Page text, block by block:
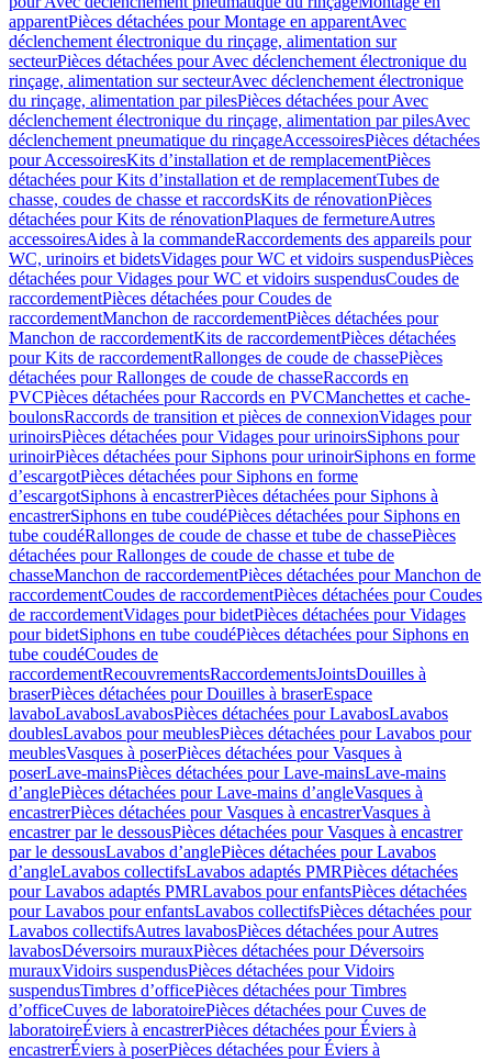
apparentPièces détachées pour Montage en apparentAvec
déclenchement électronique du rinçage, alimentation sur
secteurPièces détachées pour Avec déclenchement électronique du
rinçage, alimentation sur secteurAvec déclenchement électronique
du rinçage, alimentation par pilesPièces détachées pour Avec
déclenchement électronique du rinçage, alimentation par pilesAvec
déclenchement pneumatique du rinçageAccessoiresPièces détachées
pour AccessoiresKits d’installation et de remplacementPièces
détachées pour Kits d’installation et de remplacementTubes de
chasse, coudes de chasse et raccordsKits de rénovationPièces
détachées pour Kits de rénovationPlaques de fermetureAutres
accessoiresAides à la commandeRaccordements des appareils pour
WC, urinoirs et bidetsVidages pour WC et vidoirs suspendusPièces
détachées pour Vidages pour WC et vidoirs suspendusCoudes de
raccordementPièces détachées pour Coudes de
raccordementManchon de raccordementPièces détachées pour
Manchon de raccordementKits de raccordementPièces détachées
pour Kits de raccordementRallonges de coude de chassePièces
détachées pour Rallonges de coude de chasseRaccords en
PVCPièces détachées pour Raccords en PVCManchettes et cache-
boulonsRaccords de transition et pièces de connexionVidages pour
urinoirsPièces détachées pour Vidages pour urinoirsSiphons pour
urinoirPièces détachées pour Siphons pour urinoirSiphons en forme
d’escargotPièces détachées pour Siphons en forme
d’escargotSiphons à encastrerPièces détachées pour Siphons à
encastrerSiphons en tube coudéPièces détachées pour Siphons en
tube coudéRallonges de coude de chasse et tube de chassePièces
détachées pour Rallonges de coude de chasse et tube de
chasseManchon de raccordementPièces détachées pour Manchon de
raccordementCoudes de raccordementPièces détachées pour Coudes
de raccordementVidages pour bidetPièces détachées pour Vidages
pour bidetSiphons en tube coudéPièces détachées pour Siphons en
tube coudéCoudes de
raccordementRecouvrementsRaccordementsJointsDouilles à
braserPièces détachées pour Douilles à braserEspace
lavaboLavabosLavabosPièces détachées pour LavabosLavabos
doublesLavabos pour meublesPièces détachées pour Lavabos pour
meublesVasques à poserPièces détachées pour Vasques à
poserLave-mainsPièces détachées pour Lave-mainsLave-mains
d’anglePièces détachées pour Lave-mains d’angleVasques à
encastrerPièces détachées pour Vasques à encastrerVasques à
encastrer par le dessousPièces détachées pour Vasques à encastrer
par le dessousLavabos d’anglePièces détachées pour Lavabos
d’angleLavabos collectifsLavabos adaptés PMRPièces détachées
pour Lavabos adaptés PMRLavabos pour enfantsPièces détachées
pour Lavabos pour enfantsLavabos collectifsPièces détachées pour
Lavabos collectifsAutres lavabosPièces détachées pour Autres
lavabosDéversoirs murauxPièces détachées pour Déversoirs
murauxVidoirs suspendusPièces détachées pour Vidoirs
suspendusTimbres dʼofficePièces détachées pour Timbres
dʼofficeCuves de laboratoirePièces détachées pour Cuves de
laboratoireÉviers à encastrerPièces détachées pour Éviers à
encastrerÉviers à poserPièces détachées pour Éviers à